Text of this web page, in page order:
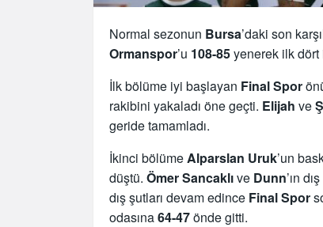
Normal sezonun Bursa’daki son
Ormanspor’u 108-85yenerek ilk dört
İlk bölüme iyi başlayan Final Spor
rakibini yakaladı öne geçti. Elijah ve
geride tamamladı.
İkinci bölümeAlparslan Uruk’un
düştü. Ömer Sancaklıve Dunn’ın
dış şutları devam edince Final Spor
odasına64-47önde gitti.